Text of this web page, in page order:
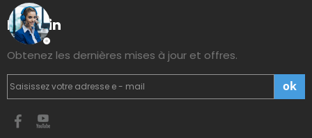
Bulletin
Obtenez les dernières mises à jour et offres.
ok